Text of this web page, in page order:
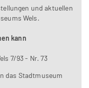
und aktuellen
Wels.
kann
7/93 - Nr. 73
das Stadtmuseum